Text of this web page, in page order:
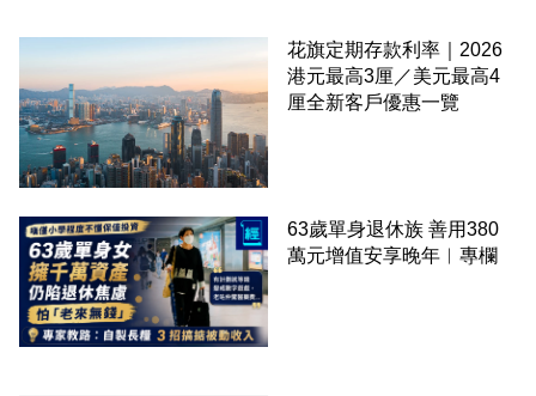
花旗定期存款利率｜2026
港元最高3厘／美元最高4
厘全新客戶優惠一覽
63歲單身退休族 善用380
萬元增值安享晚年︳專欄